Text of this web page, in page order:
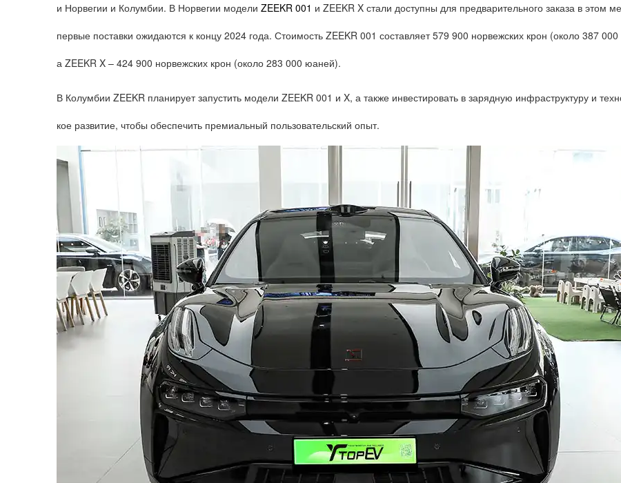
и Норвегии и Колумбии. В Норвегии моделиZEEKR 001 и ZEEKR X стали доступны для предварительного заказа в этом
первые поставки ожидаются к концу 2024 года. Стоимость ZEEKR 001 составляет 579 900 норвежских крон (около 387
а ZEEKR X – 424 900 норвежских крон (около 283 000 юаней).
В Колумбии ZEEKR планирует запустить модели ZEEKR 001 и X, а также инвестировать в зарядную инфраструктуру и
кое развитие, чтобы обеспечить премиальный пользовательский опыт.